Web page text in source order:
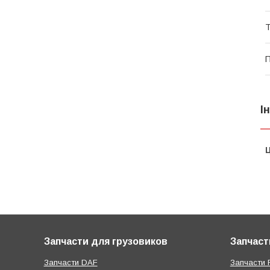
Запчасти для грузовиков
Запчасти DAF Запчасти